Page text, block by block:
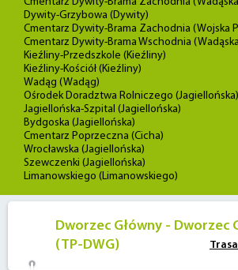
Dywity-Grzybowa (Dywity)
Cmentarz Dywity-Brama Zachodnia (Wojska
Cmentarz Dywity-Brama Wschodnia
Kieźliny-Przedszkole (Kieźliny)
Kieźliny-Kościół (Kieźliny)
Wadąg (Wadąg)
Ośrodek Doradztwa Rolniczego (Jagiellońska)
Jagiellońska-Szpital (Jagiellońska)
Bydgoska (Jagiellońska)
Cmentarz Poprzeczna (Cicha)
Wrocławska (Jagiellońska)
Szewczenki (Jagiellońska)
Limanowskiego (Limanowskiego)
Dworzec Główny - Dworzec
(TP-DWG)